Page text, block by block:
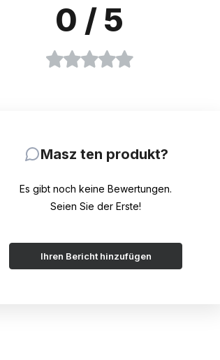
0 / 5
Masz ten produkt?
Es gibt noch keine Bewertungen.
Seien Sie der Erste!
Ihren Bericht hinzufügen